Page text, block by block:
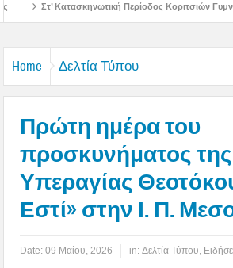
Περίοδος Κοριτσιών Γυμνασίου Παρακλήσεις
Home Δελτία Τύπου
Πρώτη ημέρα του
προσκυνήματος της
Υπεραγίας
Εστί» στην Ι. Π.
Date:09 Μαΐου, 2026 in:Δελτία Τύπου